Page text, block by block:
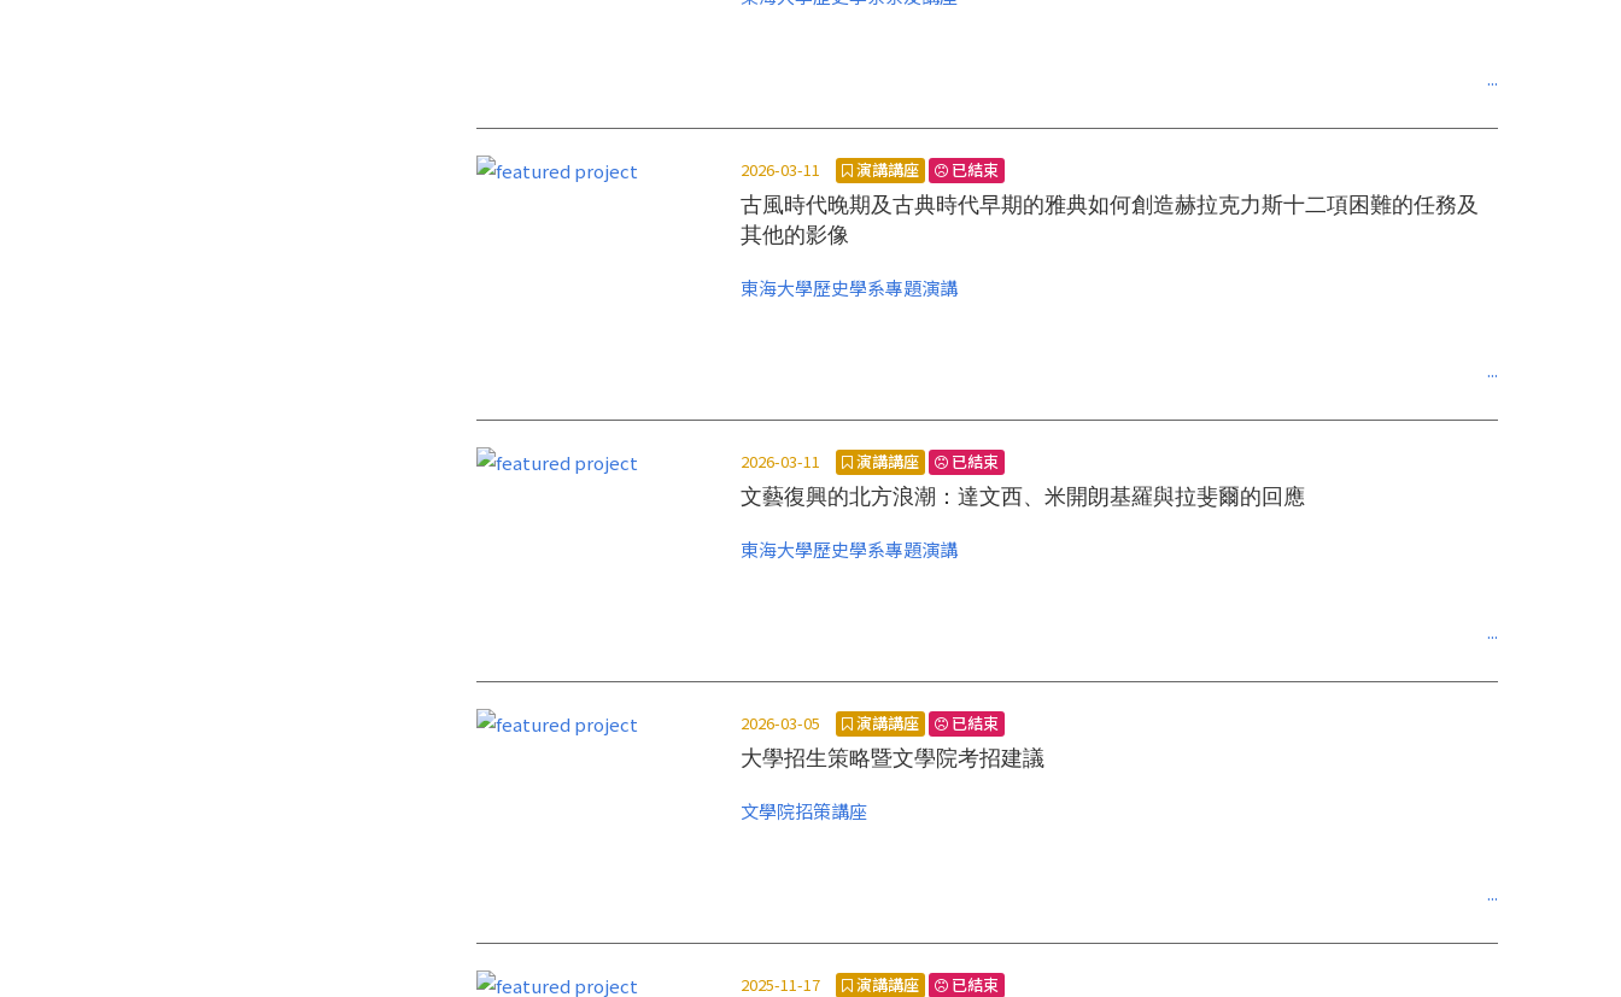
2026-03-11 演講講座 已結束
古風時代晚期及古典時代早期的雅典如何創造赫拉克力斯十二項困難的任務及
其他的影像
東海大學歷史學系專題演講
2026-03-11 演講講座 已結束
文藝復興的北方浪潮：達文西、米開朗基羅與拉斐爾的回應
東海大學歷史學系專題演講
2026-03-05 演講講座 已結束
大學招生策略暨文學院考招建議
文學院招策講座
2025-11-17 演講講座 已結束